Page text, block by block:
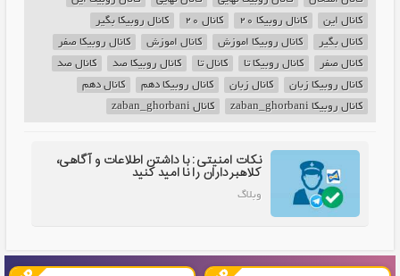
کانال این
کانال روبیکا 20 کانال 20
کانال روبیکا بگیر
کانال بگیر
کانال روبیکا اموزش کانال اموزش
کانال روبیکا صفر
کانال صفر
کانال روبیکا تا کانال تا کانال روبیکا صد
کانال صد
کانال روبیکا زبان
کانال زبان کانال روبیکا دهم
کانال دهم
کانال روبیکا zaban_ghorbani
کانال zaban_ghorbani
نکات امنیتی: با داشتن اطلاعات و آگاهی،
کلاهبرداران را نا امید کنید
وبلاگ